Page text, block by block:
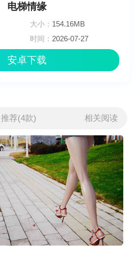
电梯情缘
大小： 154.16MB
时间： 2026-07-27
安卓下载
推荐(4款) 相关阅读